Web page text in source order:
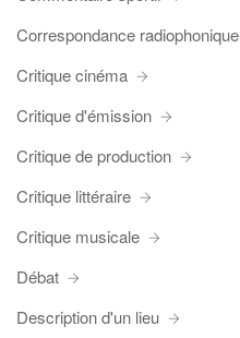
Correspondance radiophonique
Critique cinéma
Critique d'émission
Critique de production
Critique littéraire
Critique musicale
Débat
Description d'un lieu